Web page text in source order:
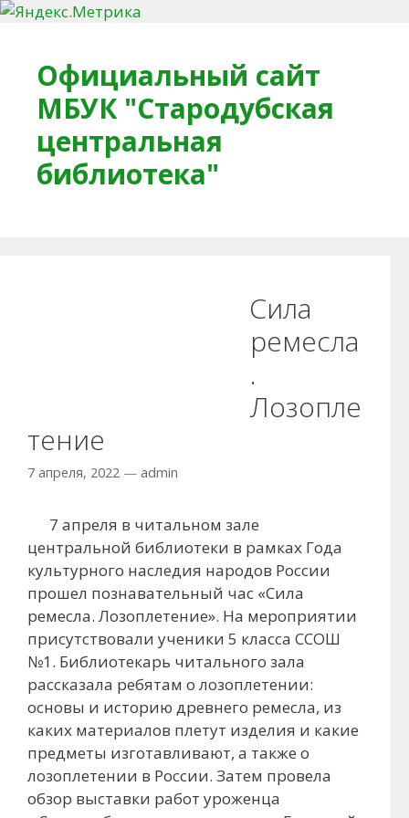
Официальный сайт
МБУК "Стародубская
центральная
библиотека"
Сила
ремесла
.
Лозопле
тение
7 апреля, 2022 — admin
7 апреля в читальном зале
центральной библиотеки в рамках Года
культурного наследия народов России
прошел познавательный час «Сила
ремесла. Лозоплетение». На мероприятии
присутствовали ученики 5 класса ССОШ
№1. Библиотекарь читального зала
рассказала ребятам о лозоплетении:
основы и историю древнего ремесла, из
каких материалов плетут изделия и какие
предметы изготавливают, а также о
лозоплетении в России. Затем провела
обзор выставки работ уроженца